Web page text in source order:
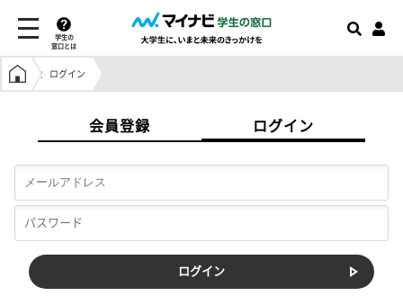
学生の
窓口とは
学生の窓口トップ
ログイン
会員登録 ログイン